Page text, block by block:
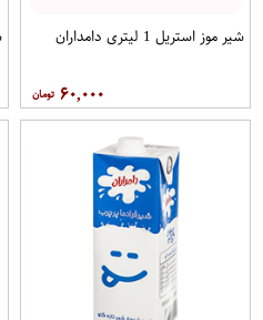
شیر موز استریل 1 لیتری دامداران
۶۰,۰۰۰